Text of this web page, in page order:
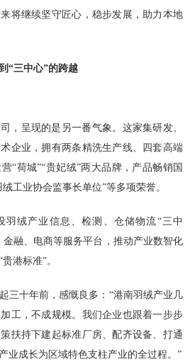
将继续坚守匠心，稳步发展，助力本地
“三中心”的跨越
，呈现的是另一番气象。这家集研发、
企业，拥有两条精洗生产线、四套高端
“荷城”“贵妃绒”两大品牌，产品畅销国
工业协会监事长单位”等多项荣誉。
羽绒产业信息、检测、仓储物流“三中
融、电商等服务平台，推动产业数智化
港标准”。
三十年前，感慨良多：“港南羽绒产业几
工，不成规模。我们企业也跟着一步步
扶持下建起标准厂房、配齐设备、打通
业成长为区域特色支柱产业的全过程。”